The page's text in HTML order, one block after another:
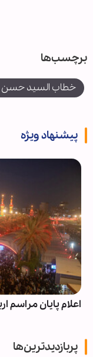
برچسب‌ها
خطاب السيد حسن
پیشنهاد ویژه
اعلام پایان مراسم
پربازدیدترین‌ها